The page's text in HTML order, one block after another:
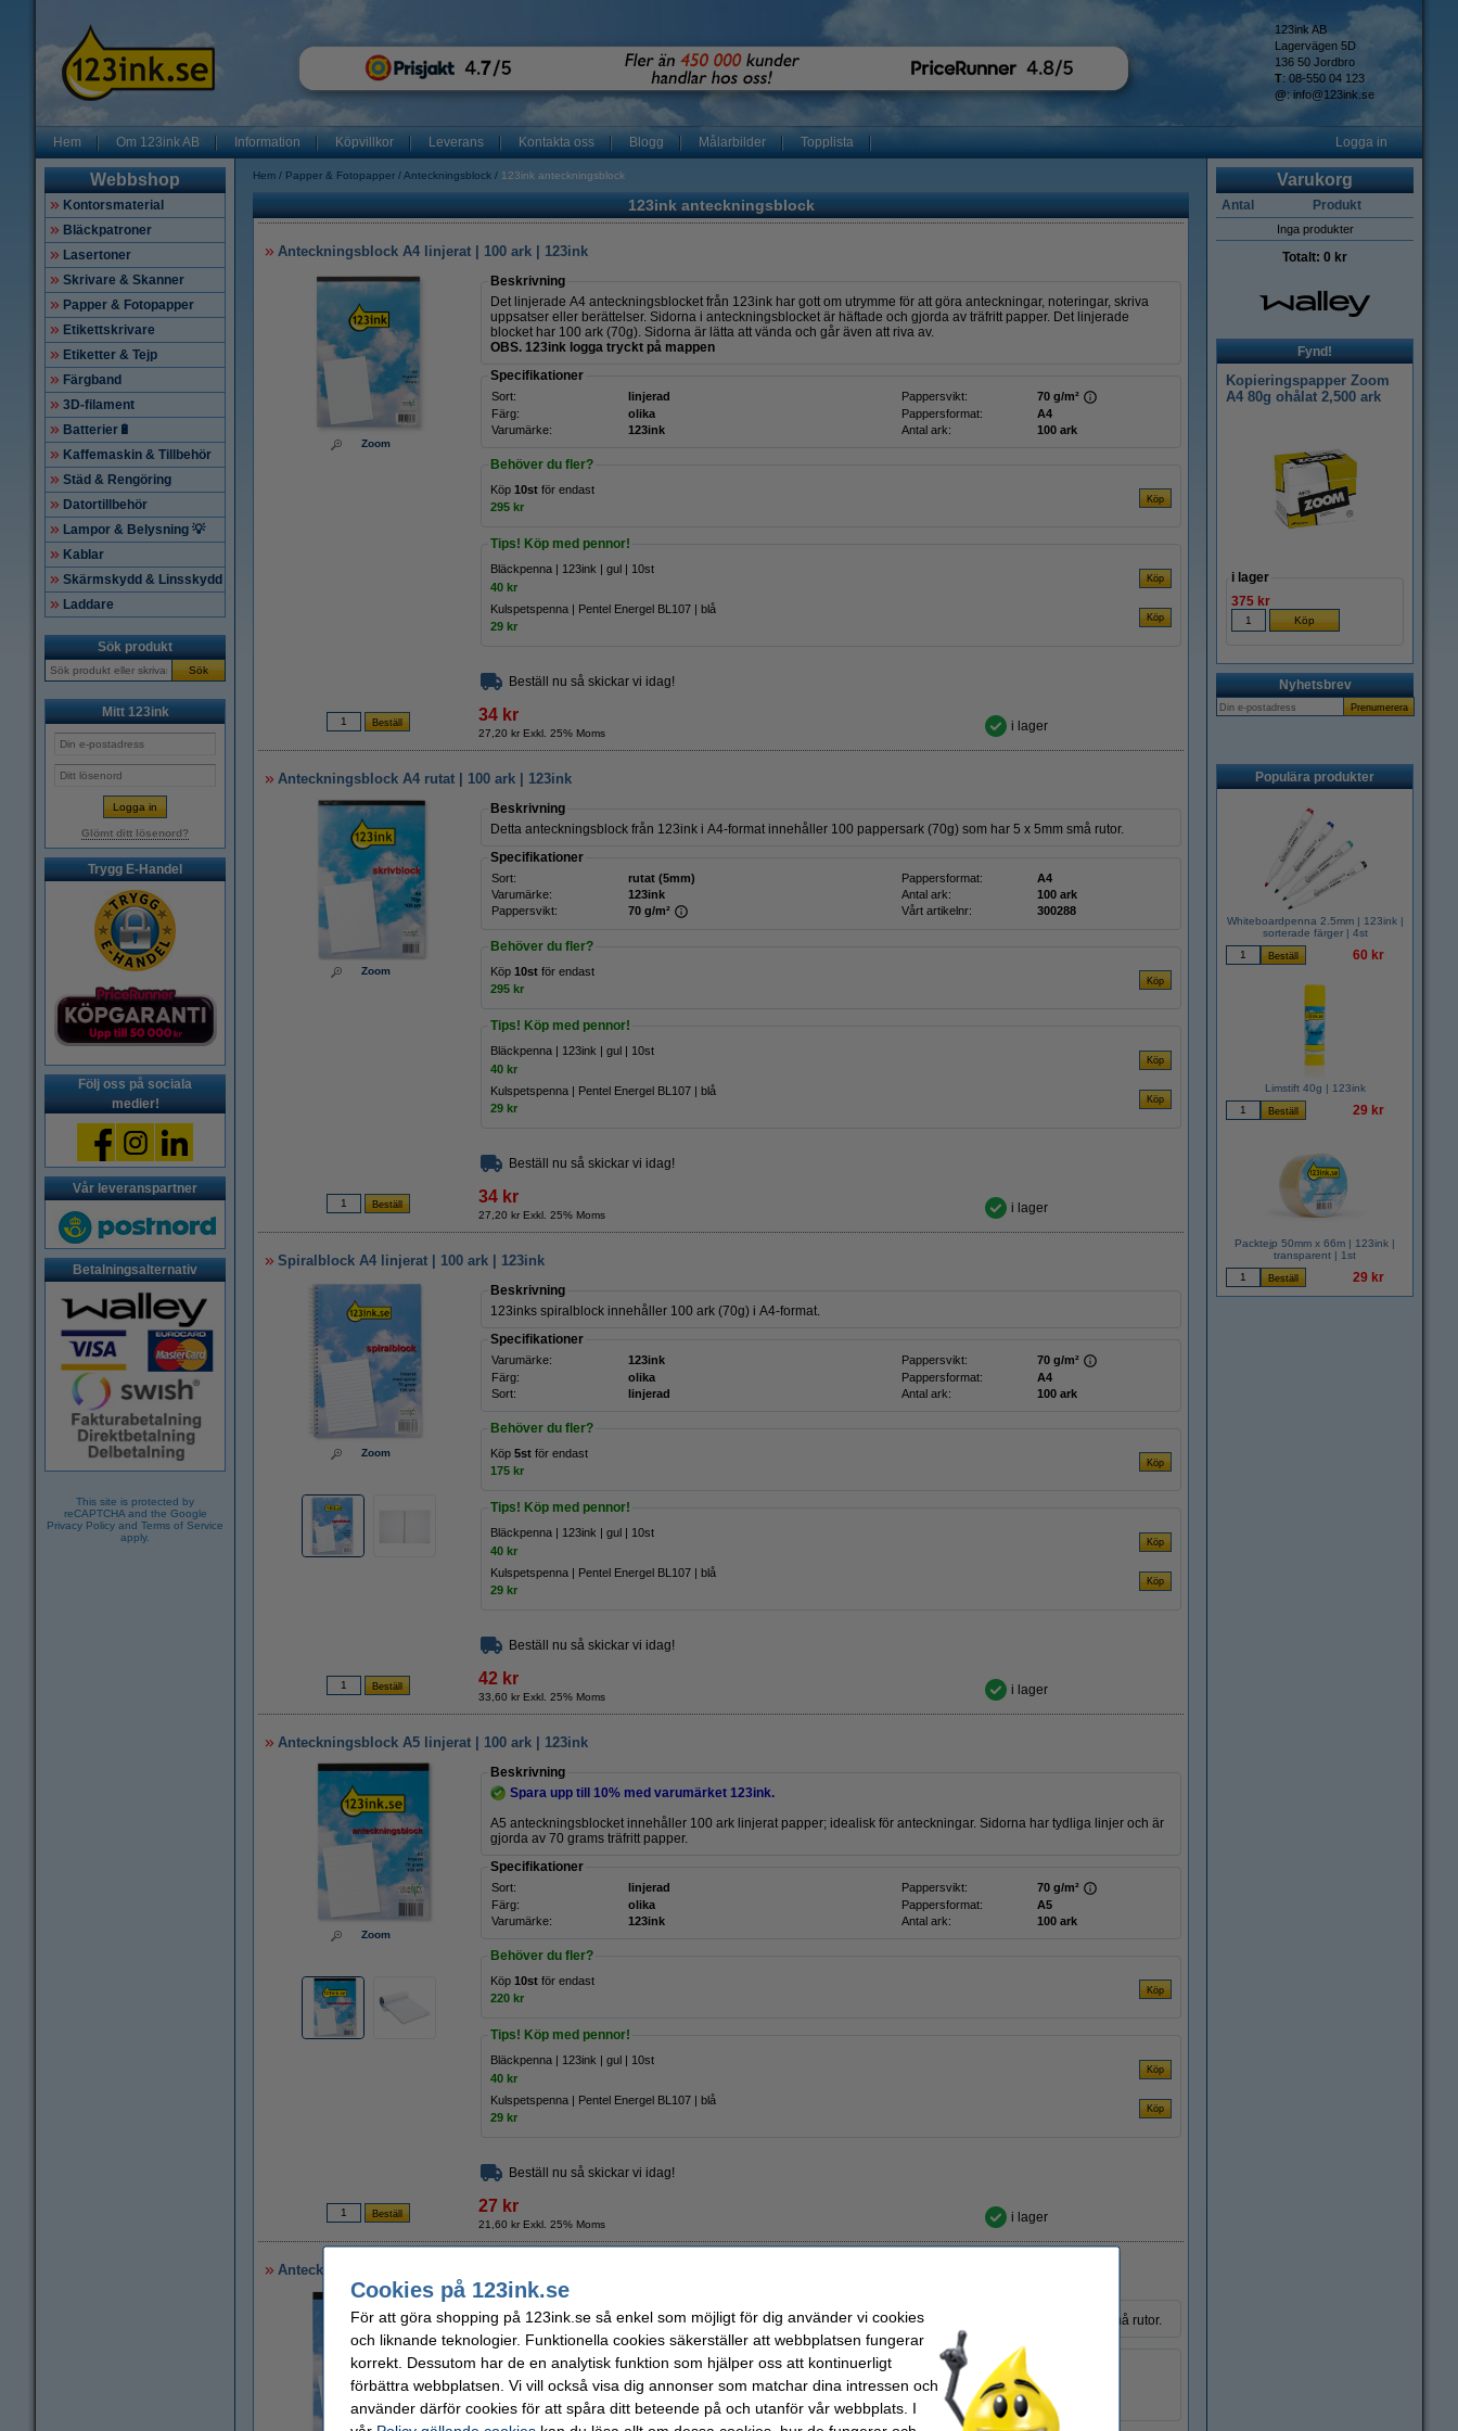
123ink AB
Lagervägen 5D
136 50 Jordbro
T: 08-550 04 123
@: info@123ink.se
Hem Om 123ink AB Information Köpvillkor Leverans Kontakta oss Blogg Målarbilder Topplista Logga in
Webbshop
Kontorsmaterial
Bläckpatroner
Lasertoner
Skrivare & Skanner
Papper & Fotopapper
Etikettskrivare
Etiketter & Tejp
Färgband
3D-filament
Batterier🔋
Kaffemaskin & Tillbehör
Städ & Rengöring
Datortillbehör
Lampor & Belysning 💡
Kablar
Skärmskydd & Linsskydd
Laddare
Sök produkt
Sök
Mitt 123ink
Glömt ditt lösenord?
Trygg E-Handel
Följ oss på sociala
medier!
Vår leveranspartner
Betalningsalternativ
This site is protected by
reCAPTCHA and the Google
Privacy Policy and Terms of Service
apply.
Hem Papper & Fotopapper Anteckningsblock 123ink anteckningsblock
123ink anteckningsblock
Anteckningsblock A4 linjerat | 100 ark | 123ink
Zoom
Beskrivning
Det linjerade A4 anteckningsblocket från 123ink har gott om utrymme för att göra anteckningar, noteringar, skriva
uppsatser eller berättelser. Sidorna i anteckningsblocket är häftade och gjorda av träfritt papper. Det linjerade
blocket har 100 ark (70g). Sidorna är lätta att vända och går även att riva av.
OBS. 123ink logga tryckt på mappen
Specifikationer
Sort: linjerad Pappersvikt:
70 g/m²
Färg:
olika Pappersformat:
A4
Varumärke:
123ink Antal ark: 100 ark
Behöver du fler?
Köp 10st för endast
295 kr
Tips! Köp med pennor!
Bläckpenna | 123ink | gul | 10st
40 kr
Kulspetspenna | Pentel Energel BL107 | blå
29 kr
Beställ nu så skickar vi idag!
34 kr
27,20 kr Exkl. 25% Moms i lager
Anteckningsblock A4 rutat | 100 ark | 123ink
Zoom
Beskrivning
Detta anteckningsblock från 123ink i A4-format innehåller 100 pappersark (70g) som har 5 x 5mm små rutor.
Specifikationer
Sort: rutat (5mm) Pappersformat:
A4
Varumärke:
123ink Antal ark:
100 ark
Pappersvikt:
70 g/m² Vårt artikelnr: 300288
Behöver du fler?
Köp 10st för endast
295 kr
Tips! Köp med pennor!
Bläckpenna | 123ink | gul | 10st
40 kr
Kulspetspenna | Pentel Energel BL107 | blå
29 kr
Beställ nu så skickar vi idag!
34 kr
27,20 kr Exkl. 25% Moms i lager
Spiralblock A4 linjerat | 100 ark | 123ink
Zoom
Beskrivning
123inks spiralblock innehåller 100 ark (70g) i A4-format.
Specifikationer
Varumärke: 123ink Pappersvikt:
70 g/m²
Färg:
olika Pappersformat:
A4
Sort:
linjerad Antal ark: 100 ark
Behöver du fler?
Köp 5st för endast
175 kr
Tips! Köp med pennor!
Bläckpenna | 123ink | gul | 10st
40 kr
Kulspetspenna | Pentel Energel BL107 | blå
29 kr
Beställ nu så skickar vi idag!
42 kr
33,60 kr Exkl. 25% Moms i lager
Anteckningsblock A5 linjerat | 100 ark | 123ink
Zoom
Beskrivning
Spara upp till 10% med varumärket 123ink.
A5 anteckningsblocket innehåller 100 ark linjerat papper; idealisk för anteckningar. Sidorna har tydliga linjer och är
gjorda av 70 grams träfritt papper.
Specifikationer
Sort: linjerad Pappersvikt:
70 g/m²
Färg:
olika Pappersformat:
A5
Varumärke:
123ink Antal ark: 100 ark
Behöver du fler?
Köp 10st för endast
220 kr
Tips! Köp med pennor!
Bläckpenna | 123ink | gul | 10st
40 kr
Kulspetspenna | Pentel Energel BL107 | blå
29 kr
Beställ nu så skickar vi idag!
27 kr
21,60 kr Exkl. 25% Moms i lager
Anteckningsblock A5 rutat | 100 ark | 123ink
Beskrivning
Anteckningsblock från 123ink med 100 sidor och är gjort av träfritt 70 grams papper. Arken har 5 x 5mm små rutor.
Specifikationer
Sort: rutat (5mm) Pappersformat:
Varumärke:
123ink Antal ark:
100 ark
Pappersvikt:
70 g/m² Vårt artikelnr: 300291
Varukorg
Antal Produkt
Inga produkter
Totalt: 0 kr
Fynd!
Kopieringspapper Zoom
A4 80g ohålat 2,500 ark
i lager
375 kr
Nyhetsbrev
Populära produkter
Whiteboardpenna 2.5mm | 123ink |
sorterade färger | 4st
60 kr
Limstift 40g | 123ink
29 kr
Packtejp 50mm x 66m | 123ink |
transparent | 1st
29 kr
Cookies på 123ink.se
För att göra shopping på 123ink.se så enkel som möjligt för dig använder vi cookies
och liknande teknologier. Funktionella cookies säkerställer att webbplatsen fungerar
korrekt. Dessutom har de en analytisk funktion som hjälper oss att kontinuerligt
förbättra webbplatsen. Vi vill också visa dig annonser som matchar dina intressen och
använder därför cookies för att spåra ditt beteende på och utanför vår webbplats. I